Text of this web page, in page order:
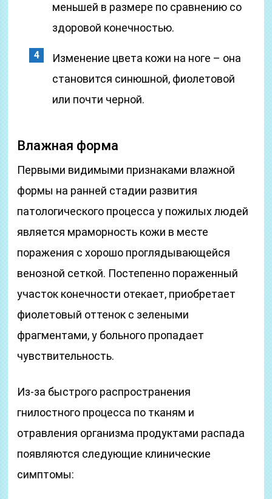
меньшей в размере по сравнению со
здоровой конечностью.
Изменение цвета кожи на ноге – она
становится синюшной, фиолетовой
или почти черной.
Влажная форма
Первыми видимыми признаками влажной
формы на ранней стадии развития
патологического процесса у пожилых людей
является мраморность кожи в месте
поражения с хорошо проглядывающейся
венозной сеткой. Постепенно пораженный
участок конечности отекает, приобретает
фиолетовый оттенок с зелеными
фрагментами, у больного пропадает
чувствительность.
Из-за быстрого распространения
гнилостного процесса по тканям и
отравления организма продуктами распада
появляются следующие клинические
симптомы: